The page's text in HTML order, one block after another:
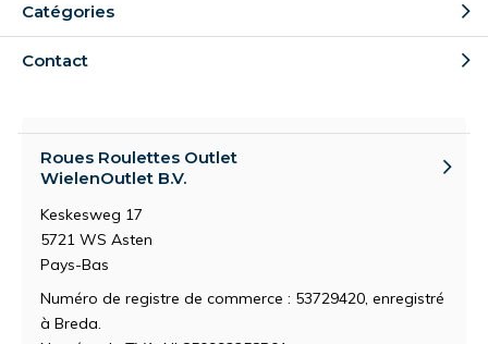
Catégories
Contact
Roues Roulettes Outlet
WielenOutlet B.V.
Keskesweg 17
5721 WS Asten
Pays-Bas
Numéro de registre de commerce : 53729420, enregistré
à Breda.